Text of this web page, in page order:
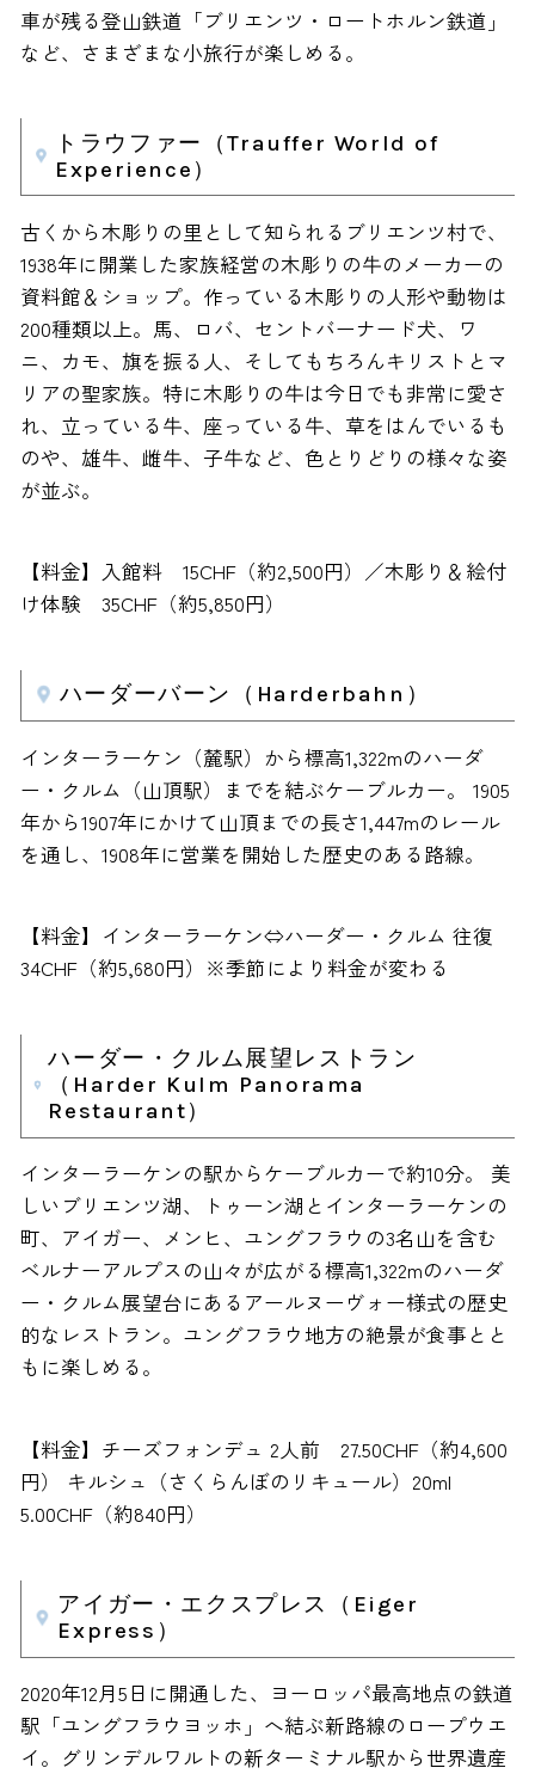
車が残る登山鉄道「ブリエンツ・ロートホルン鉄道」
など、さまざまな小旅行が楽しめる。
トラウファー（Trauffer World of
Experience）
古くから木彫りの里として知られるブリエンツ村で、
1938年に開業した家族経営の木彫りの牛のメーカーの
資料館＆ショップ。作っている木彫りの人形や動物は
200種類以上。馬、ロバ、セントバーナード犬、ワ
ニ、カモ、旗を振る人、そしてもちろんキリストとマ
リアの聖家族。特に木彫りの牛は今日でも非常に愛さ
れ、立っている牛、座っている牛、草をはんでいるも
のや、雄牛、雌牛、子牛など、色とりどりの様々な姿
が並ぶ。
【料金】入館料 15CHF（約2,500円）／木彫り＆絵付
け体験 35CHF（約5,850円）
ハーダーバーン（Harderbahn）
インターラーケン（麓駅）から標高1,322mのハーダ
ー・クルム（山頂駅）までを結ぶケーブルカー。 1905
年から1907年にかけて山頂までの長さ1,447mのレール
を通し、1908年に営業を開始した歴史のある路線。
【料金】インターラーケン⇔ハーダー・クルム 往復
34CHF（約5,680円）※季節により料金が変わる
ハーダー・クルム展望レストラン
（Harder Kulm Panorama
Restaurant）
インターラーケンの駅からケーブルカーで約10分。 美
しいブリエンツ湖、トゥーン湖とインターラーケンの
町、アイガー、メンヒ、ユングフラウの3名山を含む
ベルナーアルプスの山々が広がる標高1,322mのハーダ
ー・クルム展望台にあるアールヌーヴォー様式の歴史
的なレストラン。ユングフラウ地方の絶景が食事とと
もに楽しめる。
【料金】チーズフォンデュ 2人前 27.50CHF（約4,600
円） キルシュ（さくらんぼのリキュール）20ml
5.00CHF（約840円）
アイガー・エクスプレス（Eiger
Express）
2020年12月5日に開通した、ヨーロッパ最高地点の鉄道
駅「ユングフラウヨッホ」へ結ぶ新路線のロープウエ
イ。グリンデルワルトの新ターミナル駅から世界遺産